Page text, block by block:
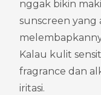
nggak bikin
sunscreen yang
Kalau kulit
fragrance dan
iritasi.